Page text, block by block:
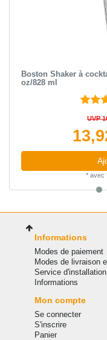
Boston Shaker à
oz/828 ml
UVP
* avec
Informations
Modes de paiement
Modes de livraison
Service
Informations
Mon compte
Se connecter
S'inscrire
Panier